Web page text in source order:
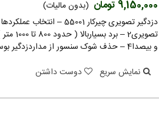
9,150,000 تومان
(بدون مالیات)
دزدگیر تصویری چیرکار
و بیصدا4 – حذف شوک سنسور از مداردزدگیر بوسیله ریموت کنترل5...
نمایش سریع
دوست داشتن